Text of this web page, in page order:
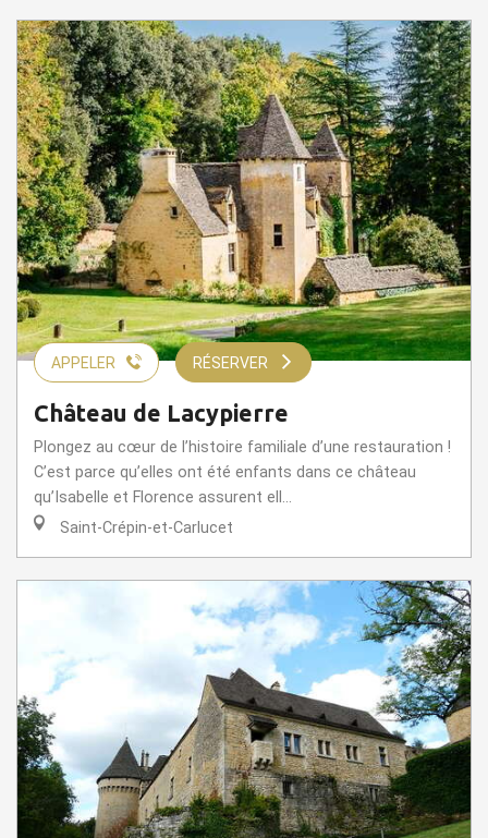
APPELER RÉSERVER
Château de Lacypierre
Plongez au cœur de l’histoire familiale d’une restauration !
C’est parce qu’elles ont été enfants dans ce château
qu’Isabelle et Florence assurent ell...
Saint-Crépin-et-Carlucet